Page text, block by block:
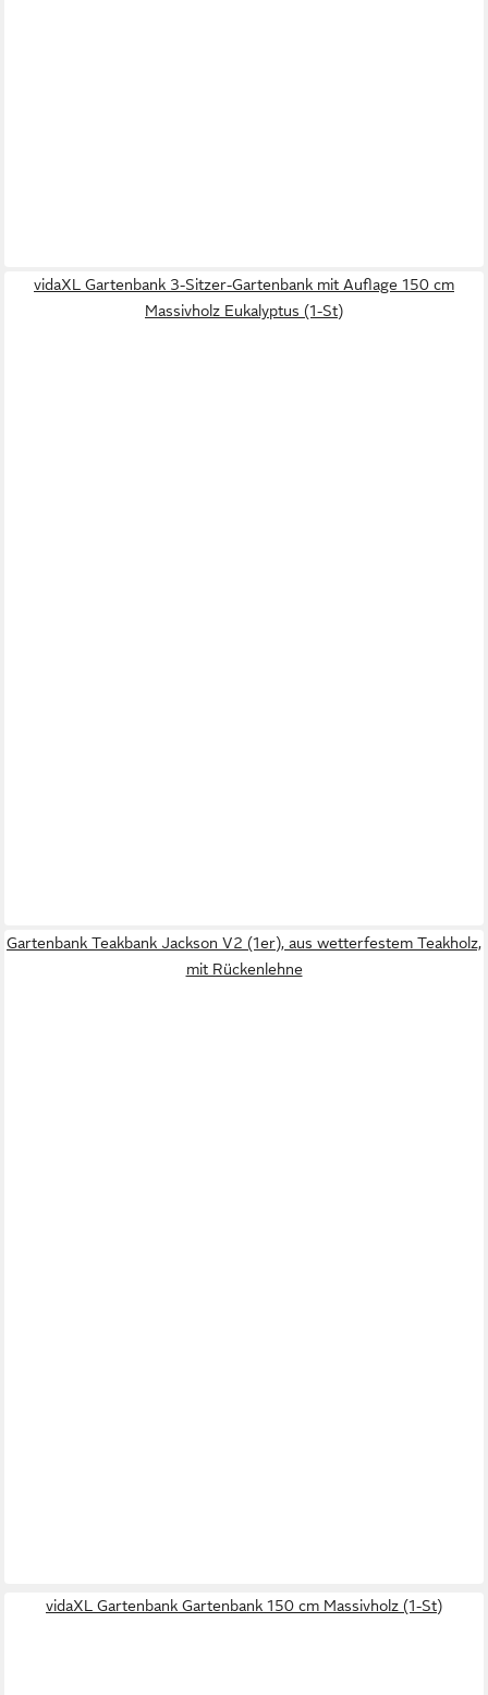
vidaXL Gartenbank 3-Sitzer-Gartenbank mit Auflage 150 cm
Massivholz Eukalyptus (1-St)
Gartenbank Teakbank Jackson V2 (1er), aus wetterfestem Teakholz,
mit Rückenlehne
vidaXL Gartenbank Gartenbank 150 cm Massivholz (1-St)